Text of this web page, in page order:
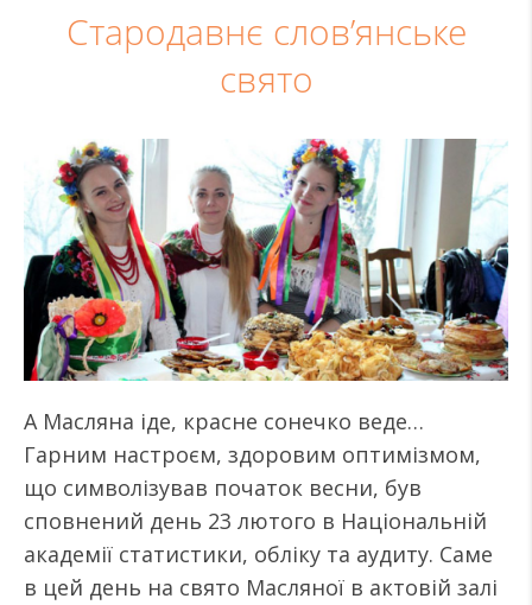
Стародавнє слов’янське
свято
А Масляна іде, красне сонечко веде…
Гарним настроєм, здоровим оптимізмом,
що символізував початок весни, був
сповнений день 23 лютого в Національній
академії статистики, обліку та аудиту. Саме
в цей день на свято Масляної в актовій залі